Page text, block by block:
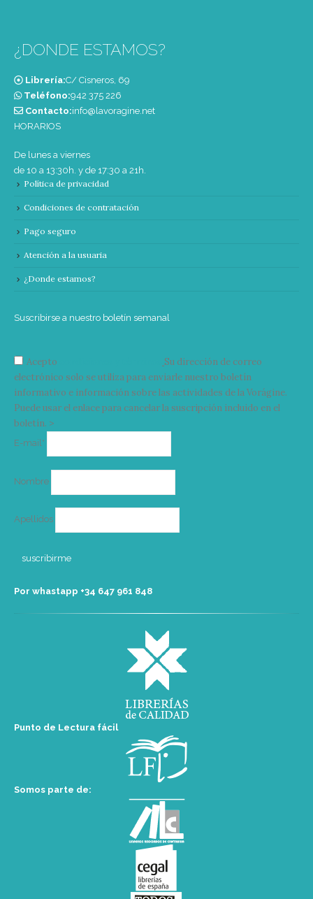
¿DONDE ESTAMOS?
Librería:C/ Cisneros, 69
Teléfono:‭942 375 226‬
Contacto:info@lavoragine.net
HORARIOS
De lunes a viernes
de 10 a 13:30h. y de 17:30 a 21h.
Política de privacidad
Condiciones de contratación
Pago seguro
Atención a la usuaria
¿Donde estamos?
Suscribirse a nuestro boletín semanal
Acepto
Su dirección de correo
electrónico solo se utiliza para enviarle nuestro boletín
informativo e información sobre las actividades de la Vorágine.
Puede usar el enlace para cancelar la suscripción incluido en el
boletín. >
E-mail*
Nombre
Apellidos
Por whastapp +34 ‭647 961 848‬
Punto de Lectura fácil
Somos parte de: